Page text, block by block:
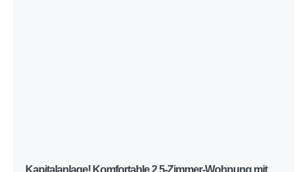
Kapitalanlage! Komfortable 2,5-Zimmer-Wohnung mit